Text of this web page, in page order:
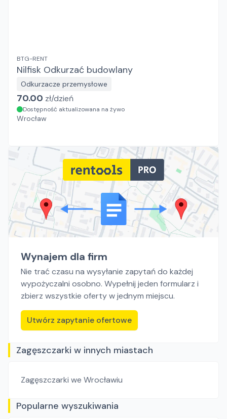
BTG-RENT
Nilfisk Odkurzać budowlany
Odkurzacze przemysłowe
70.00 zł/dzień
Dostępność aktualizowana na żywo
Wrocław
Wynajem dla firm
Nie trać czasu na wysyłanie zapytań do każdej
wypożyczalni osobno. Wypełnij jeden formularz i
zbierz wszystkie oferty w jednym miejscu.
Utwórz zapytanie ofertowe
Zagęszczarki w innych miastach
Zagęszczarki we Wrocławiu
Popularne wyszukiwania